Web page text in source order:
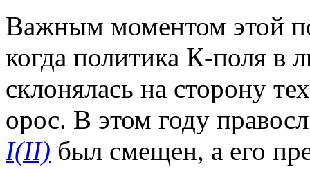
Важным моментом этой
когда политика К-поля в
склонялась на сторону
орос. В этом году
I(II) был смещен, а его